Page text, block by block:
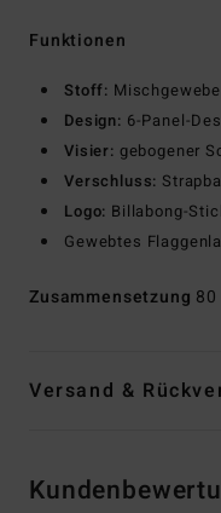
Funktionen
Stoff:
Design: 6-Panel-
Visier: gebogener
Verschluss:
Logo: Billabong-
Gewebtes
Zusammensetzung
Versand &